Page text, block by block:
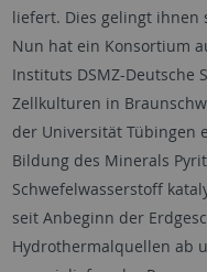
liefert. Dies gelingt
Nun hat ein Konsortium
Instituts DSMZ-Deutsche
Zellkulturen in
der Universität Tübingen
Bildung des Minerals
Schwefelwasserstoff
seit Anbeginn der
Hydrothermalquellen ab